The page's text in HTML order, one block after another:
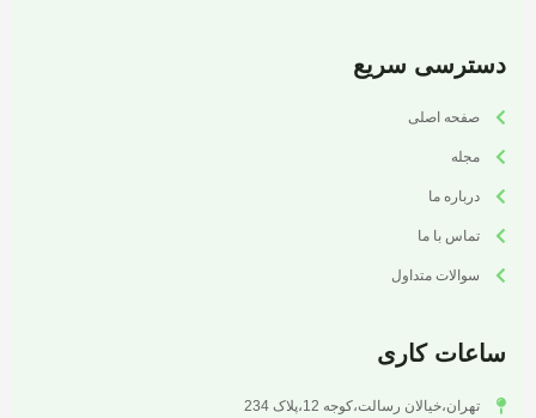
دسترسی سریع
صفحه اصلی
مجله
درباره ما
تماس با ما
سوالات متداول
ساعات کاری
تهران،خیالان رسالت،کوجه 12،پلاک 234